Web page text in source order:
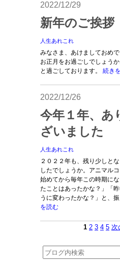
2022/12/29
新年のご挨拶
人生あれこれ
みなさま、あけましておめ
お正月をお過ごしでしょう
と過ごしております。 続き
2022/12/26
今年１年、あ
ざいました
人生あれこれ
２０２２年も、残り少しと
したでしょうか。アニマル
始めてから毎年この時期に
たことはあったかな？」「
うに変わったかな？」と、
を読む
1 2 3 4 5 次